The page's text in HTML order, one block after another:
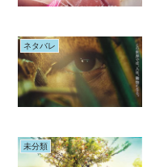
ネタバレ
未分類